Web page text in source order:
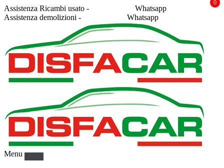
Assistenza Ricambi usato -
Whatsapp
Assistenza demolizioni -
Whatsapp
Menu
0